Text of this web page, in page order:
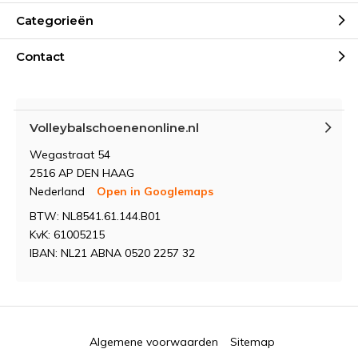
Categorieën
Contact
Volleybalschoenenonline.nl
Wegastraat 54
2516 AP DEN HAAG
Nederland
Open in Googlemaps
BTW: NL8541.61.144.B01
KvK: 61005215
IBAN: NL21 ABNA 0520 2257 32
Algemene voorwaarden Sitemap